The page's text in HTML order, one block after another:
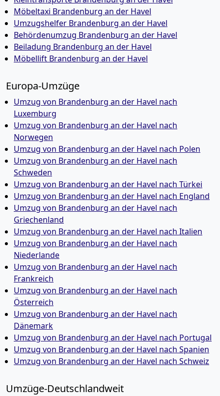
Möbeltaxi Brandenburg an der Havel
Umzugshelfer Brandenburg an der Havel
Behördenumzug Brandenburg an der Havel
Beiladung Brandenburg an der Havel
Möbellift Brandenburg an der Havel
Europa-Umzüge
Umzug von Brandenburg an der Havel nach
Luxemburg
Umzug von Brandenburg an der Havel nach
Norwegen
Umzug von Brandenburg an der Havel nach Polen
Umzug von Brandenburg an der Havel nach
Schweden
Umzug von Brandenburg an der Havel nach Türkei
Umzug von Brandenburg an der Havel nach England
Umzug von Brandenburg an der Havel nach
Griechenland
Umzug von Brandenburg an der Havel nach Italien
Umzug von Brandenburg an der Havel nach
Niederlande
Umzug von Brandenburg an der Havel nach
Frankreich
Umzug von Brandenburg an der Havel nach
Österreich
Umzug von Brandenburg an der Havel nach
Dänemark
Umzug von Brandenburg an der Havel nach Portugal
Umzug von Brandenburg an der Havel nach Spanien
Umzug von Brandenburg an der Havel nach Schweiz
Umzüge-Deutschlandweit